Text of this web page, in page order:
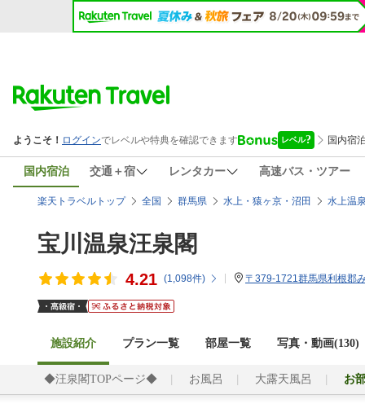
国内宿泊 交通＋宿 レンタカー 高速バス・ツアー
楽天トラベルトップ 全国 群馬県 水上・猿ヶ京・沼田 水上温
宝川温泉汪泉閣
4.21 (1,098件) 〒379-1721群馬県利根郡
施設紹介 プラン一覧 部屋一覧 写真・動画(130)
◆汪泉閣TOPページ◆ お風呂 大露天風呂 お